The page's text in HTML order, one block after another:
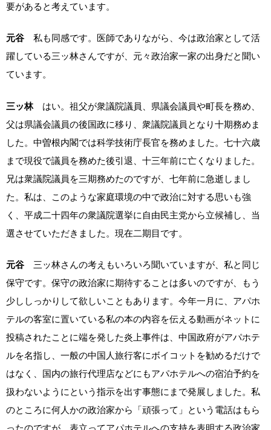
要があると考えています。
元谷 私も同感です。医師でありながら、今は政治家として活
躍している三ッ林さんですが、元々政治家一家の出身だと聞い
ています。
三ッ林 はい。祖父が衆議院議員、県議会議員や町長を務め、
父は県議会議員の後国政に移り、衆議院議員となり十期務めま
した。中曽根内閣では科学技術庁長官を務めました。七十六歳
まで現役で議員を務めた後引退、十三年前に亡くなりました。
兄は衆議院議員を三期務めたのですが、七年前に急逝しまし
た。私は、このような家庭環境の中で政治に対する思いも強
く、平成二十四年の衆議院選挙に自由民主党から立候補し、当
選させていただきました。現在二期目です。
元谷 三ッ林さんの考えもいろいろ聞いていますが、私と同じ
保守です。保守の政治家に期待することは多いのですが、もう
少ししっかりして欲しいこともあります。今年一月に、アパホ
テルの客室に置いている私の本の内容を伝える動画がネットに
投稿されたことに端を発した炎上事件は、中国政府がアパホテ
ルを名指し、一般の中国人旅行客にボイコットを勧めるだけで
はなく、国内の旅行代理店などにもアパホテルへの宿泊予約を
扱わないようにという指示を出す事態にまで発展しました。私
のところに何人かの政治家から「頑張って」という電話はもら
ったのですが、表立ってアパホテルへの支持を表明する政治家